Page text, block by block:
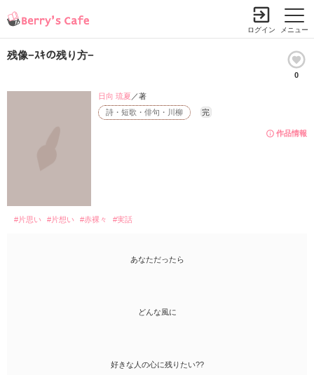
メニュー
ログイン
残像−ｽｷの残り方−
0
作品情報
詩・短歌・俳句・川柳 完
日向 琉夏 ／著
#片思い #片想い #赤裸々 #実話
あなただったら
どんな風に
好きな人の心に残りたい??